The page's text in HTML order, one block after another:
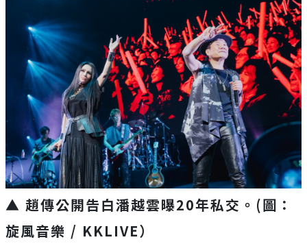
▲ 趙傳公開告白潘越雲曝20年私交。(圖：
旋風音樂 / KKLIVE）